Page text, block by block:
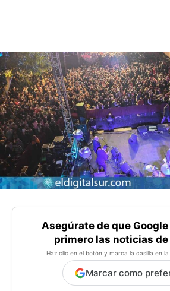
Asegúrate de que
primero las noticias
Haz clic en el botón y marca la casilla en
Marcar como